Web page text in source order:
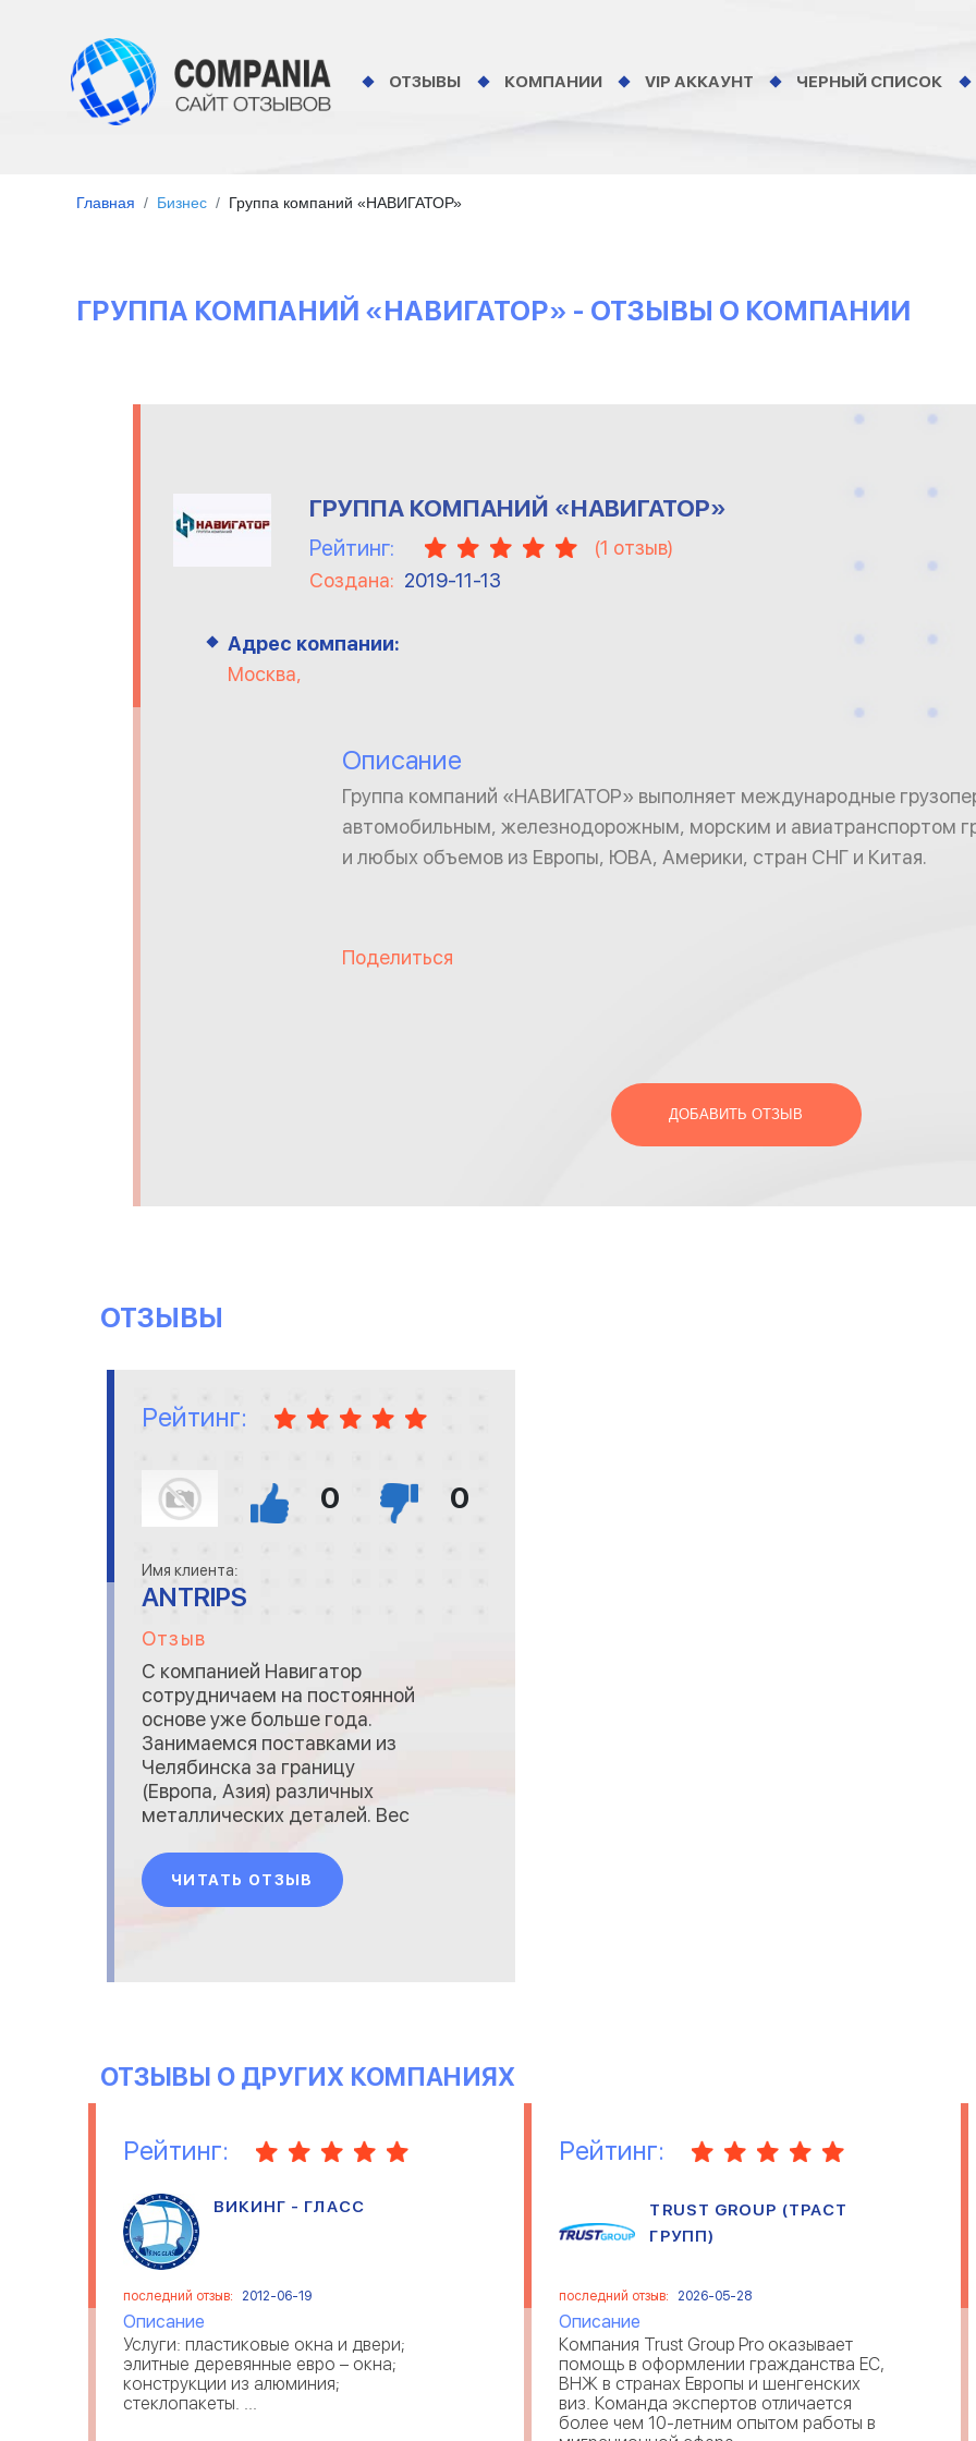
ОТЗЫВЫ КОМПАНИИ VIP АККАУНТ ЧЕРНЫЙ СПИСОК
Главная Бизнес Группа компаний «НАВИГАТОР»
ГРУППА КОМПАНИЙ «НАВИГАТОР» - ОТЗЫВЫ О КОМПАНИИ
ГРУППА КОМПАНИЙ «НАВИГАТОР»
Рейтинг: (1 отзыв)
Создана: 2019-11-13
Адрес компании:
Москва,
Описание
Группа компаний «НАВИГАТОР» выполняет международные
автомобильным, железнодорожным, морским и авиатранспортом
и любых объемов из Европы, ЮВА, Америки, стран СНГ и Китая.
Поделиться
ДОБАВИТЬ ОТЗЫВ
ОТЗЫВЫ
Рейтинг:
0 0
Имя клиента:
ANTRIPS
Отзыв
С компанией Навигатор
сотрудничаем на постоянной
основе уже больше года.
Занимаемся поставками из
Челябинска за границу
(Европа, Азия) различных
металлических деталей. Вес
одинаковые, обычно около
400 кг. Со сроками задержек
никогда не было, как и не
ЧИТАТЬ ОТЗЫВ
ОТЗЫВЫ О ДРУГИХ КОМПАНИЯХ
Рейтинг:
ВИКИНГ - ГЛАСС
последний отзыв: 2012-06-19
Описание
Услуги: пластиковые окна и двери;
элитные деревянные евро – окна;
конструкции из алюминия;
стеклопакеты. ...
Рейтинг:
TRUST GROUP (ТРАСТ
ГРУПП)
последний отзыв: 2026-05-28
Описание
Компания Trust Group Pro оказывает
помощь в оформлении гражданства ЕС,
ВНЖ в странах Европы и шенгенских
виз. Команда экспертов отличается
более чем 10-летним опытом работы в